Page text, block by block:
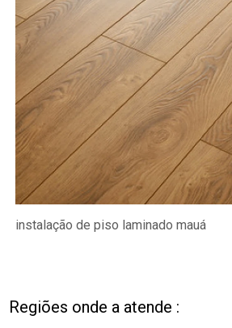
instalação de piso laminado mauá
Regiões onde a atende :